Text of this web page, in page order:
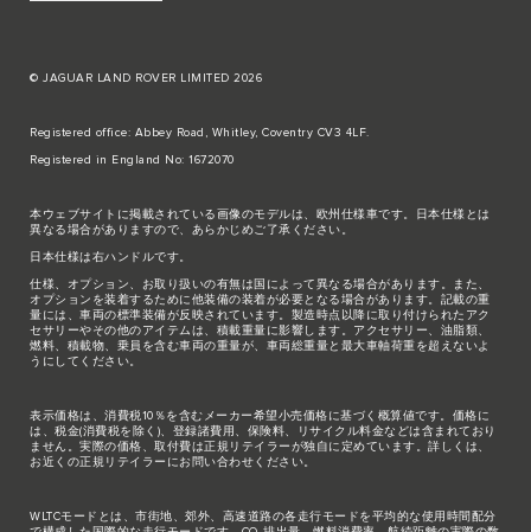
© JAGUAR LAND ROVER LIMITED 2026
Registered office: Abbey Road, Whitley, Coventry CV3 4LF.
Registered in England No: 1672070
本ウェブサイトに掲載されている画像のモデルは、欧州仕様車です。日本仕様とは
異なる場合がありますので、あらかじめご了承ください。
日本仕様は右ハンドルです。
仕様、オプション、お取り扱いの有無は国によって異なる場合があります。また、
オプションを装着するために他装備の装着が必要となる場合があります。記載の重
量には、車両の標準装備が反映されています。製造時点以降に取り付けられたアク
セサリーやその他のアイテムは、積載重量に影響します。アクセサリー、油脂類、
燃料、積載物、乗員を含む車両の重量が、車両総重量と最大車軸荷重を超えないよ
うにしてください。
表示価格は、消費税10％を含むメーカー希望小売価格に基づく概算値です。価格に
は、税金(消費税を除く)、登録諸費用、保険料、リサイクル料金などは含まれており
ません。実際の価格、取付費は正規リテイラーが独自に定めています。詳しくは、
お近くの正規リテイラーにお問い合わせください。
WLTCモードとは、市街地、郊外、高速道路の各走行モードを平均的な使用時間配分